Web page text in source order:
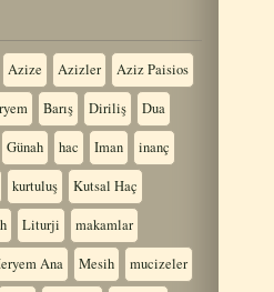
Azize Azizler Aziz Paisios
Barış Diriliş Dua
Günah hac Iman inanç
kurtuluş Kutsal Haç
Liturji makamlar
Ana Mesih mucizeler